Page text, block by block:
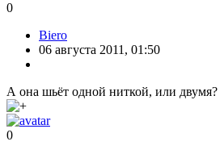
0
Biero
06 августа 2011, 01:50
А она шьёт одной ниткой, или двумя?
0